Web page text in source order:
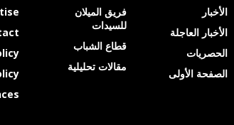
الأخبار
الأخبار العاجلة
الحصريات
الصفحة الأولى
فريق الميلان
للسيدات
قطاع الشباب
مقالات تحليلية